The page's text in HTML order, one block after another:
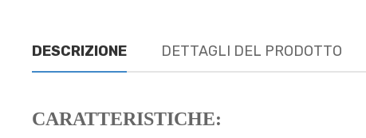
DESCRIZIONE DETTAGLI DEL PRODOTTO
CARATTERISTICHE: